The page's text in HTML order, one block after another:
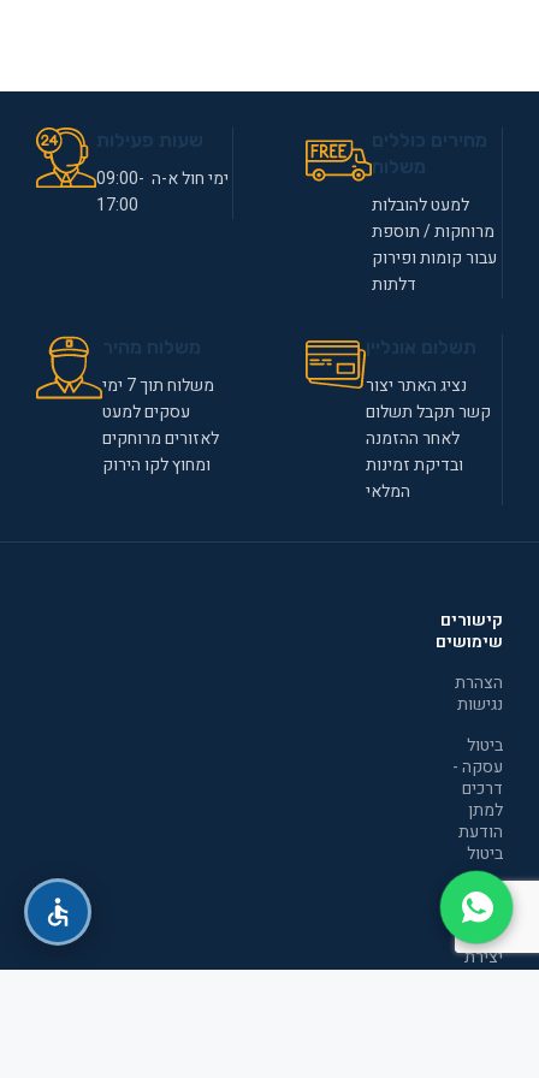
למעט להובלות
מרוחקות / תוספת
עבור קומות ופירוק
דלתות
ימי חול א-ה 09:00-
17:00
נציג האתר יצור
קשר תקבל תשלום
לאחר ההזמנה
ובדיקת זמינות
המלאי
משלוח תוך 7 ימי
עסקים למעט
לאזורים מרוחקים
ומחוץ לקו הירוק
קישורים
שימושים
הצהרת
נגישות
ביטול
עסקה -
דרכים
למתן
הודעת
ביטול
מדיניות
הפרטיות
יצירת